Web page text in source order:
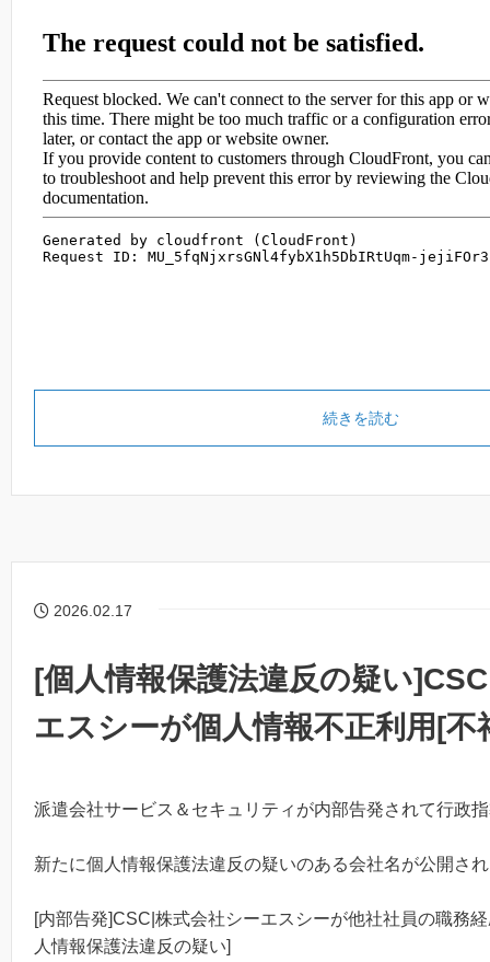
続きを読む
2026.02.17
[個人情報保護法違反の疑い
エスシーが個人情報不正利用[不
派遣会社サービス＆セキュリティが内部告発されて行政
新たに個人情報保護法違反の疑いのある会社名が公開さ
[内部告発]CSC|株式会社シーエスシーが他社社員の職務
人情報保護法違反の疑い]